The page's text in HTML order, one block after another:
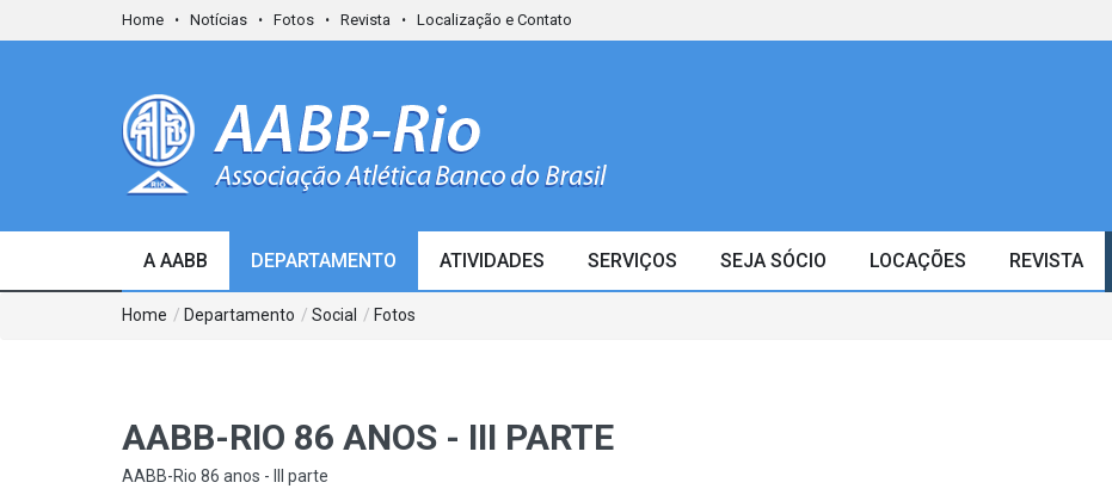
Home Notícias Fotos Revista Localização e Contato
A AABB DEPARTAMENTO ATIVIDADES SERVIÇOS SEJA SÓCIO LOCAÇÕES REVISTA
Home / Departamento / Social / Fotos
AABB-RIO 86 ANOS - III PARTE
AABB-Rio 86 anos - III parte